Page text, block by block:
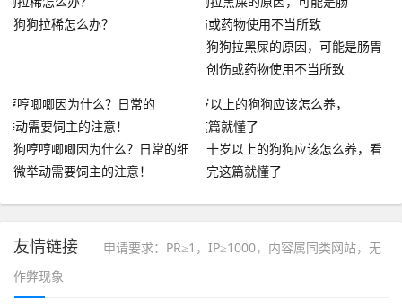
狗狗拉稀怎么办？
狗狗拉黑屎的原因，可能是肠胃
创伤或药物使用不当所致
狗哼哼唧唧因为什么？日常的细
微举动需要饲主的注意！
十岁以上的狗狗应该怎么养，看
完这篇就懂了
友情链接
申请要求：PR≥1，IP≥1000，内容属同类网站，无
作弊现象